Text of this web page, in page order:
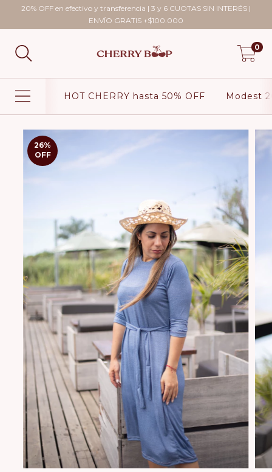
20% OFF en efectivo y transferencia | 3 y 6 CUOTAS SIN INTERÉS |
ENVÍO GRATIS +$100.000
0
HOT CHERRY hasta 50% OFF Modest
26%
OFF